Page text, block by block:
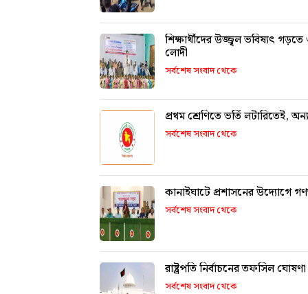
শিক্ষার্থীদের উজ্জ্বল ভবিষ্যৎ
লোদী
সর্বশেষ সংবাদ থেকে
প্রথম শ্রেণিতে ভর্তি লটারিতেই,
সর্বশেষ সংবাদ থেকে
কানাইঘাটে প্রশাসনের উদ্যোগে
সর্বশেষ সংবাদ থেকে
রাষ্ট্রপতি নির্বাচনের তফসিল ঘোষণা
সর্বশেষ সংবাদ থেকে